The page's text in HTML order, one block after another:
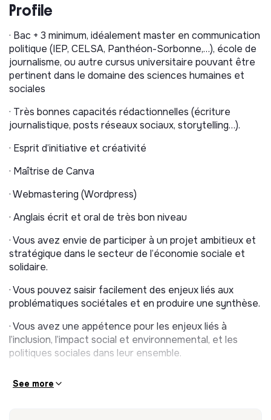
particulièrement institutionnels et politiques.
· Vous participerez à l’élaboration du planning des
publications sur le site internet et les réseaux sociaux
(LinkedIn et Instagram) et à la diffusion des publications.
· Vous participerez à réaliser les visuels et vidéos
· Vous piloterez la création et la diffusion de la
newsletter.
· Vous serez en charge du community management
avec un objectif d’accroissement et d’animation de la
annuel du Sommet de la Mesure d’impact.
· Vous participerez ponctuellement à la prospection
pour identifier de nouveaux partenaires.
de développer vos compétences opérationnelles mais
également stratégiques : vos idées seront les
bienvenues pour continuer à définir et faire vivre la
stratégie de communication !
Profile
· Bac + 3 minimum, idéalement master en communication
politique (IEP, CELSA, Panthéon-Sorbonne,…), école de
journalisme, ou autre cursus universitaire pouvant être
pertinent dans le domaine des sciences humaines et
sociales
· Très bonnes capacités rédactionnelles (écriture
journalistique, posts réseaux sociaux, storytelling…).
· Esprit d’initiative et créativité
· Maîtrise de Canva
· Webmastering (Wordpress)
· Anglais écrit et oral de très bon niveau
· Vous avez envie de participer à un projet ambitieux et
stratégique dans le secteur de l’économie sociale et
solidaire.
· Vous pouvez saisir facilement des enjeux liés aux
problématiques sociétales et en produire une synthèse.
· Vous avez une appétence pour les enjeux liés à
l’inclusion, l’impact social et environnemental, et les
politiques sociales dans leur ensemble.
See more